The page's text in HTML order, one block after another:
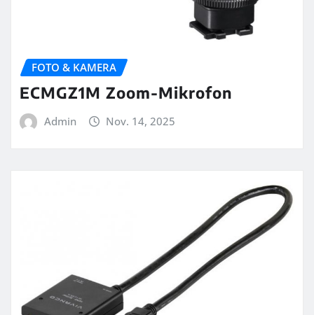
FOTO & KAMERA
ECMGZ1M Zoom-Mikrofon
Admin Nov. 14, 2025